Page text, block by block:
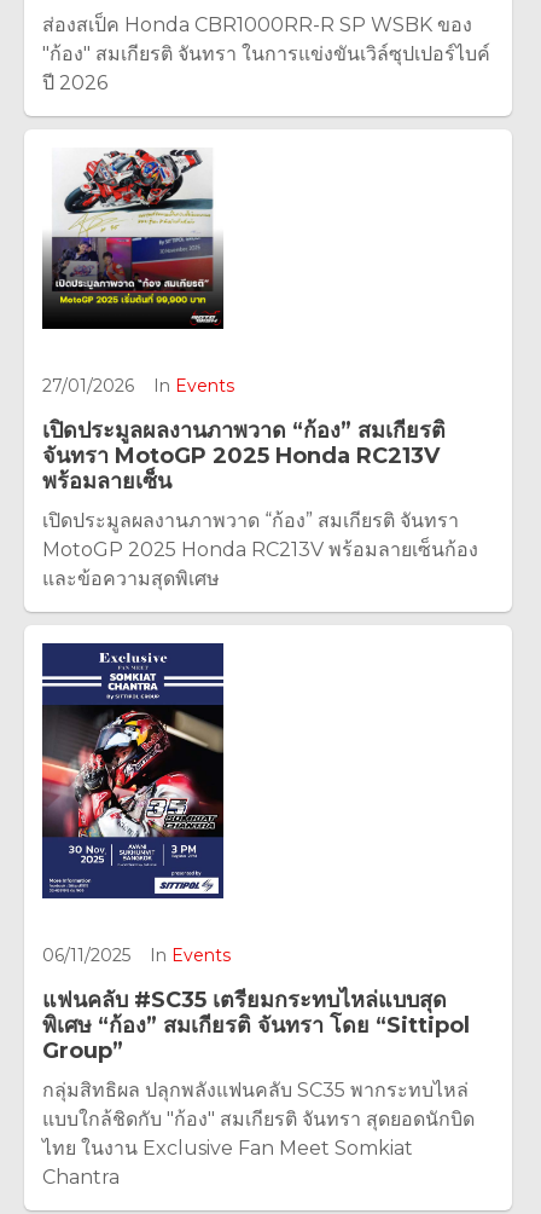
ส่องสเป็ค Honda CBR1000RR-R SP WSBK ของ
"ก้อง" สมเกียรติ จันทรา ในการแข่งขันเวิล์ซุปเปอร์ไบค์
ปี 2026
27/01/2026 In Events
เปิดประมูลผลงานภาพวาด “ก้อง” สมเกียรติ
จันทรา MotoGP 2025 Honda RC213V
พร้อมลายเซ็น
เปิดประมูลผลงานภาพวาด “ก้อง” สมเกียรติ จันทรา
MotoGP 2025 Honda RC213V พร้อมลายเซ็นก้อง
และข้อความสุดพิเศษ
06/11/2025 In Events
แฟนคลับ #SC35 เตรียมกระทบไหล่แบบสุด
พิเศษ “ก้อง” สมเกียรติ จันทรา โดย “Sittipol
Group”
กลุ่มสิทธิผล ปลุกพลังแฟนคลับ SC35 พากระทบไหล่
แบบใกล้ชิดกับ "ก้อง" สมเกียรติ จันทรา สุดยอดนักบิด
ไทย ในงาน Exclusive Fan Meet Somkiat
Chantra